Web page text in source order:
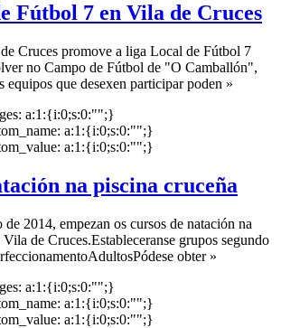
Fútbol 7 en Vila de Cruces
Cruces promove a liga Local de Fútbol 7
no Campo de Fútbol de "O Camballón",
equipos que desexen participar poden »
a:1:{i:0;s:0:"";}
a:1:{i:0;s:0:"";}
a:1:{i:0;s:0:"";}
na piscina cruceña
2014, empezan os cursos de natación na
de Cruces.Estableceranse grupos segundo
obter »
a:1:{i:0;s:0:"";}
a:1:{i:0;s:0:"";}
a:1:{i:0;s:0:"";}